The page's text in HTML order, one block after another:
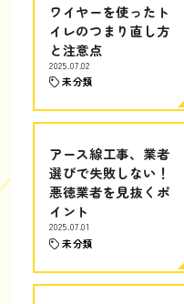
ワイヤーを使ったト
イレのつまり直し方
と注意点
2025.07.02
未分類
アース線工事、業者
選びで失敗しない！
悪徳業者を見抜くポ
イント
2025.07.01
未分類